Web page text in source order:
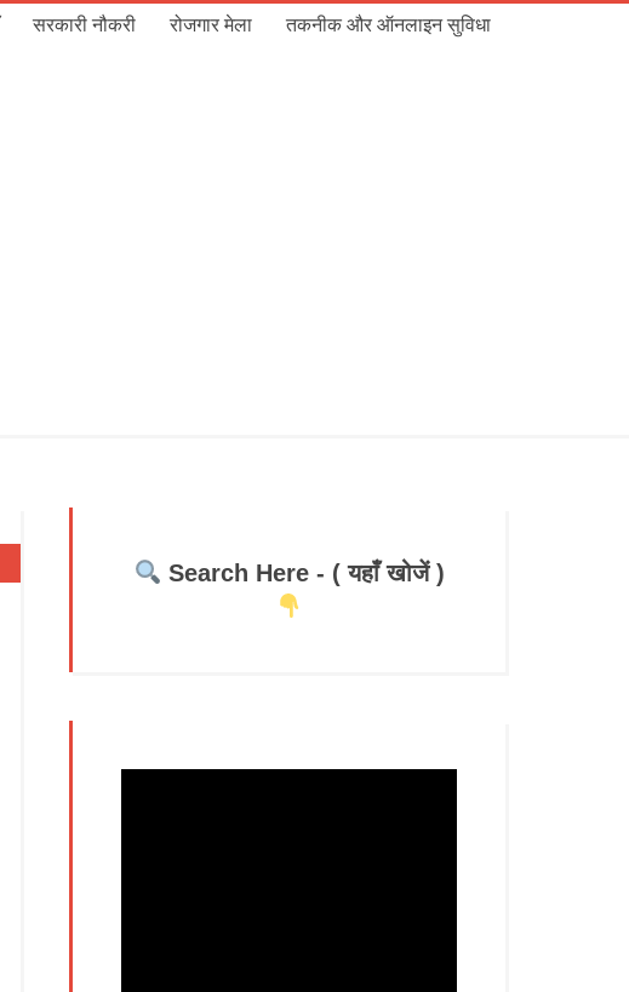
सरकारी नौकरी रोजगार मेला तकनीक और ऑनलाइन सुविधा
Search Here - ( यहाँ खोजें )